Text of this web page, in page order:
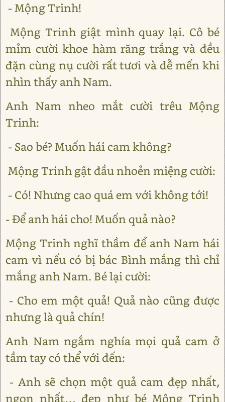
- Mộng Trinh!
Mộng Trinh giật mình quay lại. Cô bé
mỉm cười khoe hàm răng trắng và đều
đặn cùng nụ cười rất tươi và dễ mến khi
nhìn thấy anh Nam.
Anh Nam nheo mắt cười trêu Mộng
Trinh:
- Sao bé? Muốn hái cam không?
Mộng Trinh gật đầu nhoẻn miệng cười:
- Có! Nhưng cao quá em với không tới!
- Để anh hái cho! Muốn quả nào?
Mộng Trinh nghĩ thầm để anh Nam hái
cam vì nếu có bị bác Bình mắng thì chỉ
mắng anh Nam. Bé lại cười:
- Cho em một quả! Quả nào cũng được
nhưng là quả chín!
Anh Nam ngắm nghía mọi quả cam ở
tầm tay có thể với đến:
- Anh sẽ chọn một quả cam đẹp nhất,
ngon nhất… đẹp như bé Mộng Trinh